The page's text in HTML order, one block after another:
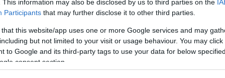
This information may also be disclosed by us to third parties on the
Participants that may further disclose it to other third parties.
that this website/app uses one or more Google services and may
but not limited to your visit or usage behaviour. You may
to Google and its third-party tags to use your data for below
consent section.
η ανακοίνωση Πανελλήνια Ομοσπονδία
για τους μεταπτυχιακούς και διδακτορικούς